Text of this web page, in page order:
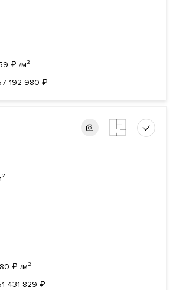
₽ /м²
192 980 ₽
₽ /м²
431 829 ₽